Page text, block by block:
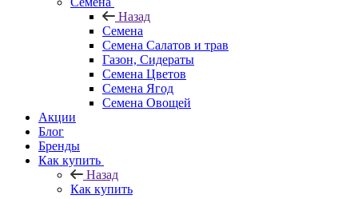
Назад
Семена
Семена Салатов и трав
Газон, Сидераты
Семена Цветов
Семена Ягод
Семена Овощей
Акции
Блог
Бренды
Как купить
Назад
Как купить